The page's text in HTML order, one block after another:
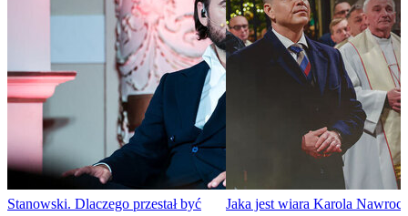
Stanowski. Dlaczego przestał być
Jaka jest wiara Karola